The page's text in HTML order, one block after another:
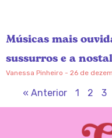
Músicas mais
sussurros e a
Vanessa Pinheiro 26 de
« Anterior 1 2 3